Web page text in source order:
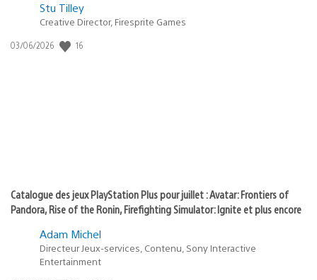
Postée
:
Stu Tilley
Creative Director, Firesprite Games
Date
03/06/2026 16
Catalogue des jeux PlayStation Plus pour juillet : Avatar: Frontiers of
Pandora, Rise of the Ronin, Firefighting Simulator: Ignite et plus encore
Adam Michel
Directeur Jeux-services, Contenu, Sony Interactive
Entertainment